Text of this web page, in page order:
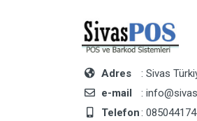
Adres
: Sivas
e-mail
:
Telefon: